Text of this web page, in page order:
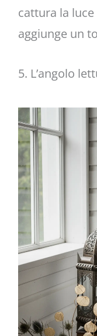
cattura la
aggiunge un
5. L’angolo